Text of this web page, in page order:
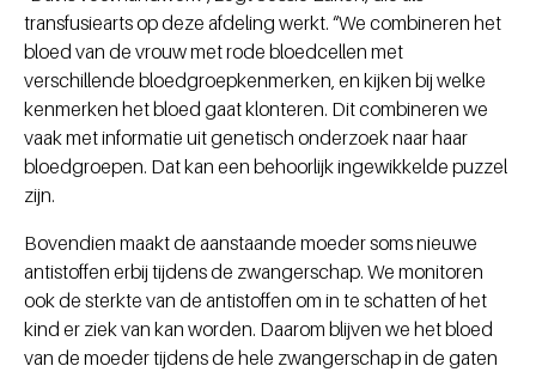
transfusiearts op deze afdeling werkt. “We combineren het
bloed van de vrouw met rode bloedcellen met
verschillende bloedgroepkenmerken, en kijken bij welke
kenmerken het bloed gaat klonteren. Dit combineren we
vaak met informatie uit genetisch onderzoek naar haar
bloedgroepen. Dat kan een behoorlijk ingewikkelde puzzel
zijn.
Bovendien maakt de aanstaande moeder soms nieuwe
antistoffen erbij tijdens de zwangerschap. We monitoren
ook de sterkte van de antistoffen om in te schatten of het
kind er ziek van kan worden. Daarom blijven we het bloed
van de moeder tijdens de hele zwangerschap in de gaten